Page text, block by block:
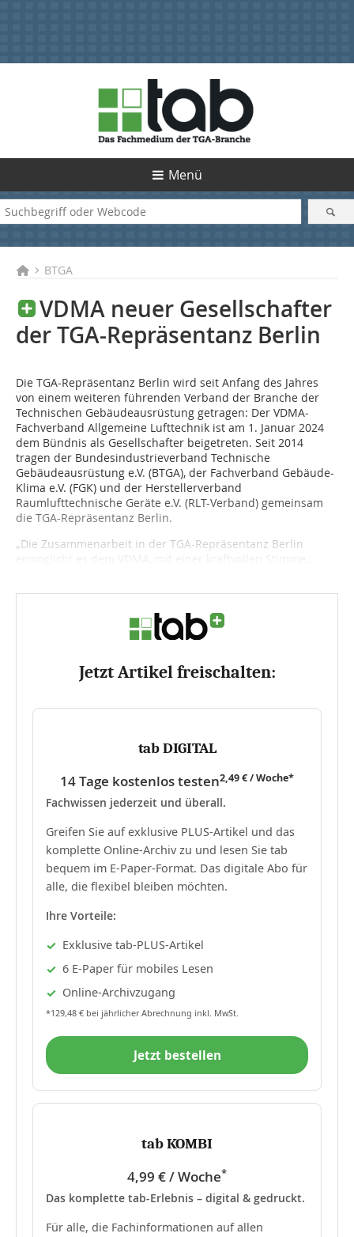
Menü
BTGA
VDMA neuer Gesellschafter
der TGA-Repräsentanz Berlin
Die TGA-Repräsentanz Berlin wird seit Anfang des Jahres
von einem weiteren führenden Verband der Branche der
Technischen Gebäudeausrüstung getragen: Der VDMA-
Fachverband Allgemeine Lufttechnik ist am 1. Januar 2024
dem Bündnis als Gesellschafter beigetreten. Seit 2014
tragen der Bundesindustrieverband Technische
Gebäudeausrüstung e.V. (BTGA), der Fachverband Gebäude-
Klima e.V. (FGK) und der Herstellerverband
Raumlufttechnische Geräte e.V. (RLT-Verband) gemeinsam
die TGA-Repräsentanz Berlin.
„Die Zusammenarbeit in der TGA-Repräsentanz Berlin
Jetzt Artikel freischalten:
tab DIGITAL
14 Tage kostenlos testen2,49 € / Woche*
Fachwissen jederzeit und überall.
Greifen Sie auf exklusive PLUS-Artikel und das
komplette Online-Archiv zu und lesen Sie tab
bequem im E-Paper-Format. Das digitale Abo für
alle, die flexibel bleiben möchten.
Ihre Vorteile:
Exklusive tab-PLUS-Artikel
6 E-Paper für mobiles Lesen
Online-Archivzugang
*129,48 € bei jährlicher Abrechnung inkl. MwSt.
Jetzt bestellen
tab KOMBI
4,99 € / Woche*
Das komplette tab-Erlebnis – digital & gedruckt.
Für alle, die Fachinformationen auf allen